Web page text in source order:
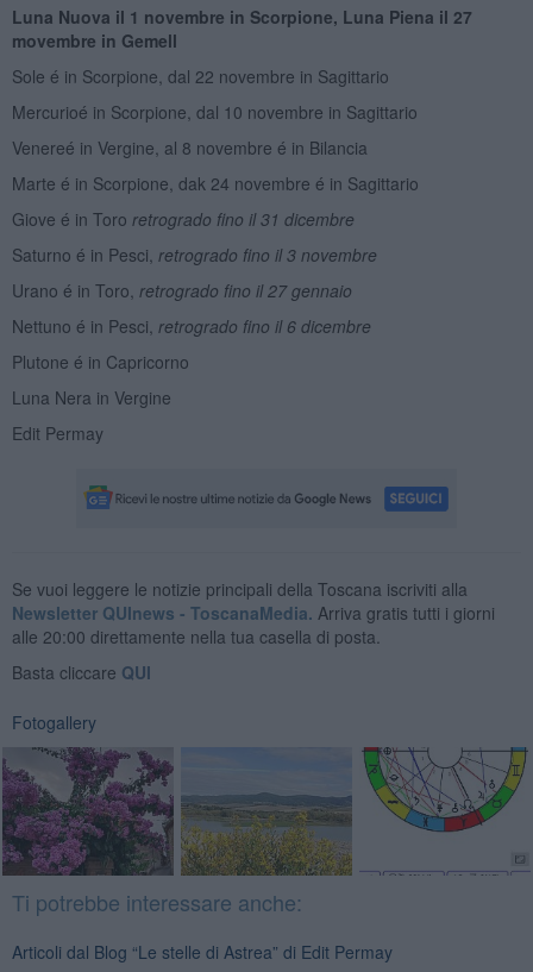
Luna Nuova il 1 novembre in Scorpione, Luna Piena il 27
movembre in Gemell
Sole é in Scorpione, dal 22 novembre in Sagittario
Mercurioé in Scorpione, dal 10 novembre in Sagittario
Venereé in Vergine, al 8 novembre é in Bilancia
Marte é in Scorpione, dak 24 novembre é in Sagittario
Giove é in Toro retrogrado fino il 31 dicembre
Saturno é in Pesci, retrogrado fino il 3 novembre
Urano é in Toro, retrogrado fino il 27 gennaio
Nettuno é in Pesci, retrogrado fino il 6 dicembre
Plutone é in Capricorno
Luna Nera in Vergine
Edit Permay
Se vuoi leggere le notizie principali della Toscana iscriviti alla
Newsletter QUInews - ToscanaMedia. Arriva gratis tutti i giorni
alle 20:00 direttamente nella tua casella di posta.
Basta cliccare QUI
Fotogallery
Ti potrebbe interessare anche:
Articoli dal Blog “Le stelle di Astrea” di Edit Permay